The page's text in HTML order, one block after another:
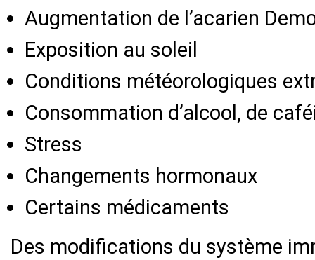
Augmentation de l’acarien
Exposition au soleil
Conditions météorologiques
Consommation d’alcool, de
Stress
Changements hormonaux
Certains médicaments
Des modifications du système